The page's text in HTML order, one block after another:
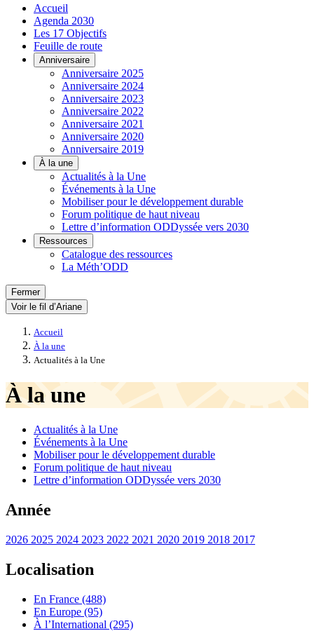
Accueil
Agenda 2030
Les 17 Objectifs
Feuille de route
Anniversaire
Anniversaire 2025
Anniversaire 2024
Anniversaire 2023
Anniversaire 2022
Anniversaire 2021
Anniversaire 2020
Anniversaire 2019
À la une
Actualités à la Une
Événements à la Une
Mobiliser pour le développement durable
Forum politique de haut niveau
Lettre d’information ODDyssée vers 2030
Ressources
Catalogue des ressources
La Méth’ODD
Fermer
Voir le fil d’Ariane
Accueil
À la une
Actualités à la Une
À la une
Actualités à la Une
Événements à la Une
Mobiliser pour le développement durable
Forum politique de haut niveau
Lettre d’information ODDyssée vers 2030
Année
2026 2025 2024 2023 2022 2021 2020 2019 2018 2017
Localisation
En France (488)
En Europe (95)
À l’International (295)